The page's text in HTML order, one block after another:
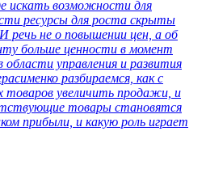
искать возможности для
ресурсы для роста скрыты
речь не о повышении цен, а об
больше ценности в момент
области управления и развития
разбираемся, как с
увеличить продажи, и
товары становятся
прибыли, и какую роль играет